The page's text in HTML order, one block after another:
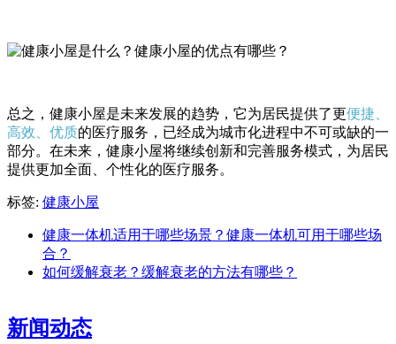
总之，健康小屋是未来发展的趋势，它为居民提供了更便捷、
高效、优质的医疗服务，已经成为城市化进程中不可或缺的一
部分。在未来，健康小屋将继续创新和完善服务模式，为居民
提供更加全面、个性化的医疗服务。
标签: 健康小屋
健康一体机适用于哪些场景？健康一体机可用于哪些场
合？
如何缓解衰老？缓解衰老的方法有哪些？
新闻动态